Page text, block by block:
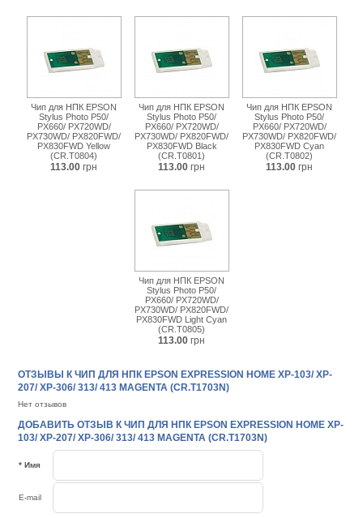
Чип для НПК EPSON
Stylus Photo P50/
PX660/ PX720WD/
PX730WD/ PX820FWD/
PX830FWD Yellow
(CR.T0804)
113.00 грн
Чип для НПК EPSON
Stylus Photo P50/
PX660/ PX720WD/
PX730WD/ PX820FWD/
PX830FWD Black
(CR.T0801)
113.00 грн
Чип для НПК EPSON
Stylus Photo P50/
PX660/ PX720WD/
PX730WD/ PX820FWD/
PX830FWD Cyan
(CR.T0802)
113.00 грн
Чип для НПК EPSON
Stylus Photo P50/
PX660/ PX720WD/
PX730WD/ PX820FWD/
PX830FWD Light Cyan
(CR.T0805)
113.00 грн
ОТЗЫВЫ К ЧИП ДЛЯ НПК EPSON EXPRESSION HOME XP-103/ XP-
207/ XP-306/ 313/ 413 MAGENTA (CR.T1703N)
Нет отзывов
ДОБАВИТЬ ОТЗЫВ К ЧИП ДЛЯ НПК EPSON EXPRESSION HOME XP-
103/ XP-207/ XP-306/ 313/ 413 MAGENTA (CR.T1703N)
* Имя
E-mail